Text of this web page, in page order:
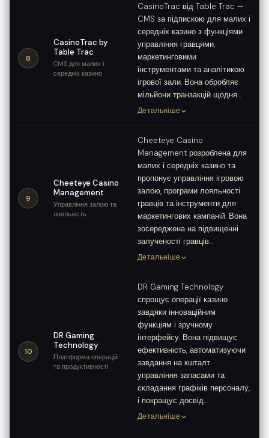
8
CasinoTrac by
Table Trac
CMS для малих і
середніх казино
CasinoTrac від Table Trac —
CMS за підпискою для малих і
середніх казино з функціями
управління гравцями,
маркетинговими
інструментами та аналітикою
ігрової зали. Вона обробляє
мільйони транзакцій щодня…
Детальніше
9
Cheeteye Casino
Management
Управління залою та
лояльність
Cheeteye Casino
Management розроблена для
малих і середніх казино та
пропонує управління ігровою
залою, програми лояльності
гравців та інструменти для
маркетингових кампаній. Вона
зосереджена на підвищенні
залученості гравців…
Детальніше
10
DR Gaming
Technology
Платформа операцій
та продуктивності
DR Gaming Technology
спрощує операції казино
завдяки інноваційним
функціям і зручному
інтерфейсу. Вона підвищує
ефективність, автоматизуючи
завдання на кшталт
управління запасами та
складання графіків персоналу,
і покращує досвід…
Детальніше